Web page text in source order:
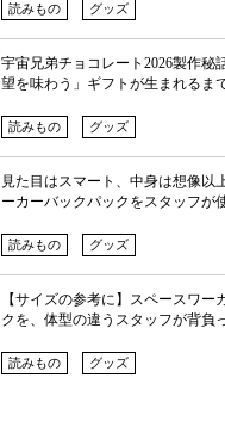
読みもの グッズ
宇宙兄弟チョコレート2026製作秘
望を味わう」ギフトが生まれるま
読みもの グッズ
見た目はスマート、中身は想像以
ーカーバックパックをスタッフが
読みもの グッズ
【サイズの参考に】スペースワー
クを、体型の違うスタッフが背負
読みもの グッズ